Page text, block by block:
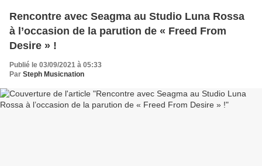
Rencontre avec Seagma au Studio Luna Rossa
à l’occasion de la parution de « Freed From
Desire » !
Publié le 03/09/2021 à 05:33
Par Steph Musicnation